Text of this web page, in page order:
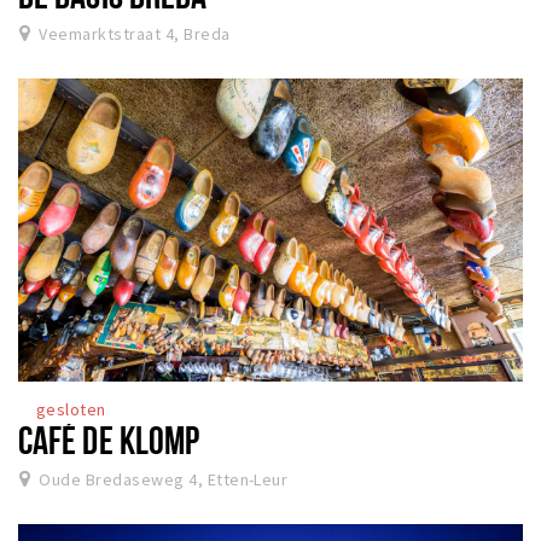
Veemarktstraat 4, Breda
gesloten
CAFÉ DE KLOMP
Oude Bredaseweg 4, Etten-Leur